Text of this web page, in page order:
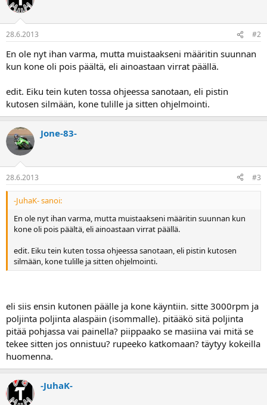
28.6.2013 #2
En ole nyt ihan varma, mutta muistaakseni määritin suunnan
kun kone oli pois päältä, eli ainoastaan virrat päällä.
edit. Eiku tein kuten tossa ohjeessa sanotaan, eli pistin
kutosen silmään, kone tulille ja sitten ohjelmointi.
Jone-83-
28.6.2013 #3
-JuhaK- sanoi:
En ole nyt ihan varma, mutta muistaakseni määritin suunnan kun
kone oli pois päältä, eli ainoastaan virrat päällä.
edit. Eiku tein kuten tossa ohjeessa sanotaan, eli pistin kutosen
silmään, kone tulille ja sitten ohjelmointi.
eli siis ensin kutonen päälle ja kone käyntiin. sitte 3000rpm ja
poljinta poljinta alaspäin (isommalle). pitääkö sitä poljinta
pitää pohjassa vai painella? piippaako se masiina vai mitä se
tekee sitten jos onnistuu? rupeeko katkomaan? täytyy kokeilla
huomenna.
-JuhaK-